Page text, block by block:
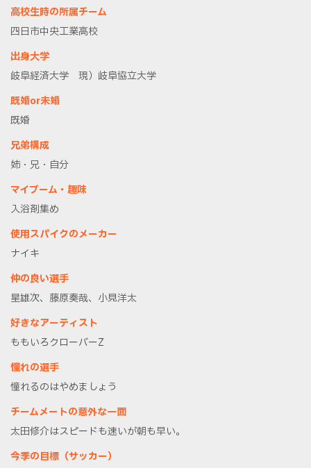
高校生時の所属チーム
四日市中央工業高校
出身大学
岐阜経済大学 現）岐阜協立大学
既婚or未婚
既婚
兄弟構成
姉・兄・自分
マイブーム・趣味
入浴剤集め
使用スパイクのメーカー
ナイキ
仲の良い選手
星雄次、藤原奏哉、小見洋太
好きなアーティスト
ももいろクローバーZ
憧れの選手
憧れるのはやめましょう
チームメートの意外な一面
太田修介はスピードも速いが朝も早い。
今季の目標（サッカー）